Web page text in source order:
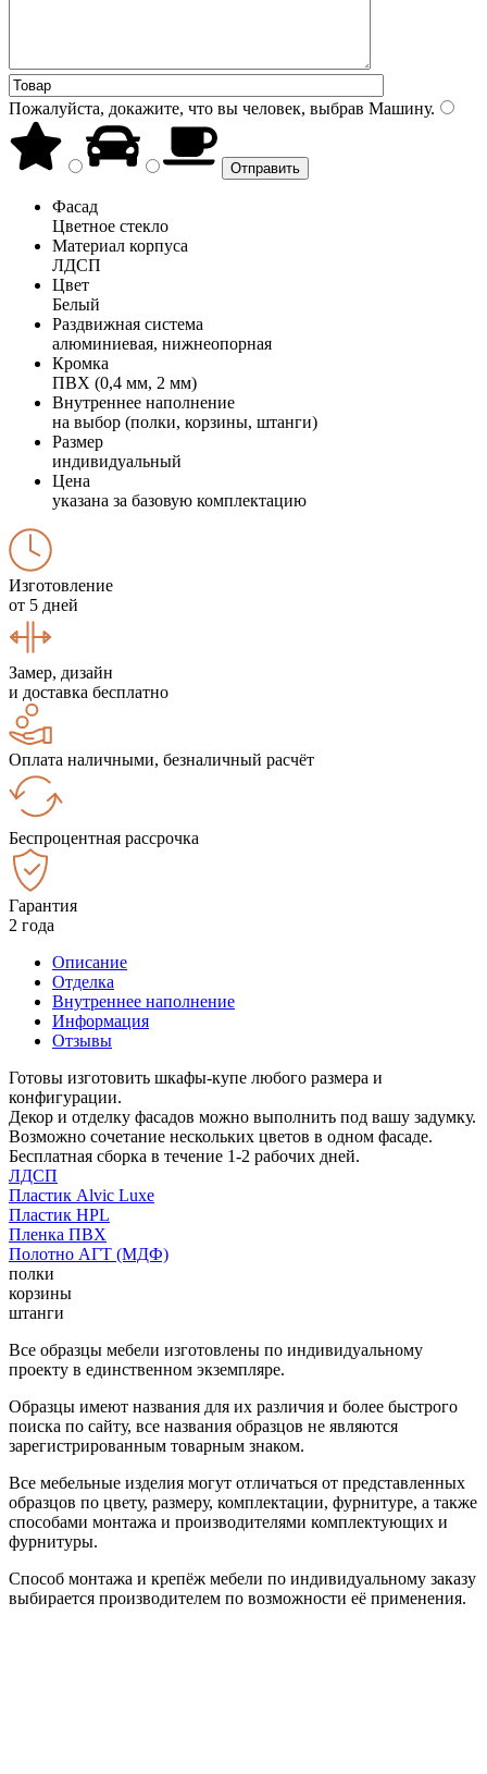
Пожалуйста, докажите, что вы человек, выбрав Машину.
Фасад
Цветное стекло
Материал корпуса
ЛДСП
Цвет
Белый
Раздвижная система
алюминиевая, нижнеопорная
Кромка
ПВХ (0,4 мм, 2 мм)
Внутреннее наполнение
на выбор (полки, корзины, штанги)
Размер
индивидуальный
Цена
указана за базовую комплектацию
Изготовление
от 5 дней
Замер, дизайн
и доставка бесплатно
Оплата наличными, безналичный расчёт
Беспроцентная рассрочка
Гарантия
2 года
Описание
Отделка
Внутреннее наполнение
Информация
Отзывы
Готовы изготовить шкафы-купе любого размера и
конфигурации.
Декор и отделку фасадов можно выполнить под вашу задумку.
Возможно сочетание нескольких цветов в одном фасаде.
Бесплатная сборка в течение 1-2 рабочих дней.
ЛДСП
Пластик Alvic Luxe
Пластик HPL
Пленка ПВХ
Полотно АГТ (МДФ)
полки
корзины
штанги
Все образцы мебели изготовлены по индивидуальному
проекту в единственном экземпляре.
Образцы имеют названия для их различия и более быстрого
поиска по сайту, все названия образцов не являются
зарегистрированным товарным знаком.
Все мебельные изделия могут отличаться от представленных
образцов по цвету, размеру, комплектации, фурнитуре, а также
способами монтажа и производителями комплектующих и
фурнитуры.
Способ монтажа и крепёж мебели по индивидуальному заказу
выбирается производителем по возможности её применения.